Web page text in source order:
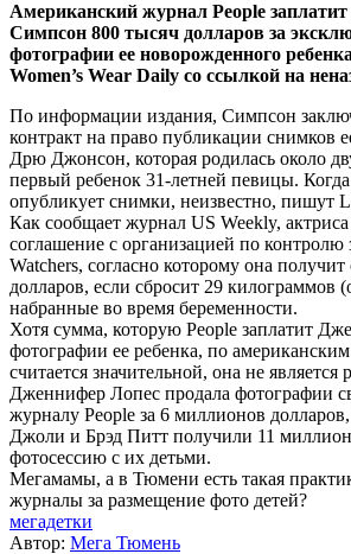
Американский журнал People
Симпсон 800 тысяч долларов за
фотографии ее новорожденного
Women’s Wear Daily со ссылкой на
По информации издания, Симпсон
контракт на право публикации снимков
Дрю Джонсон, которая родилась около
первый ребенок 31-летней певицы.
опубликует снимки, неизвестно, пишут
Как сообщает журнал US Weekly,
соглашение с организацией по контролю
Watchers, согласно которому она
долларов, если сбросит 29 килограммов
набранные во время беременности.
Хотя сумма, которую People заплатит
фотографии ее ребенка, по
считается значительной, она не является
Дженнифер Лопес продала фотографии
журналу People за 6 миллионов
Джоли и Брэд Питт получили 11
фотосессию с их детьми.
Мегамамы, а в Тюмени есть такая
журналы за размещение фото детей?
мегадетки
Автор: Мега Тюмень